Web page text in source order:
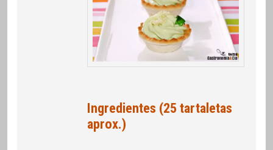
Ingredientes (25 tartaletas
aprox.)